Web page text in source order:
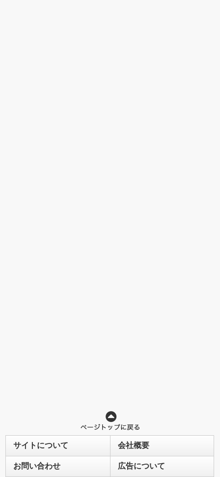
サイトについて 会社概要
お問い合わせ 広告について